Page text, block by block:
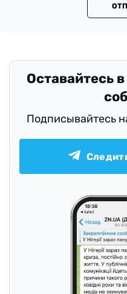
Оставайтесь
Подписывайтесь